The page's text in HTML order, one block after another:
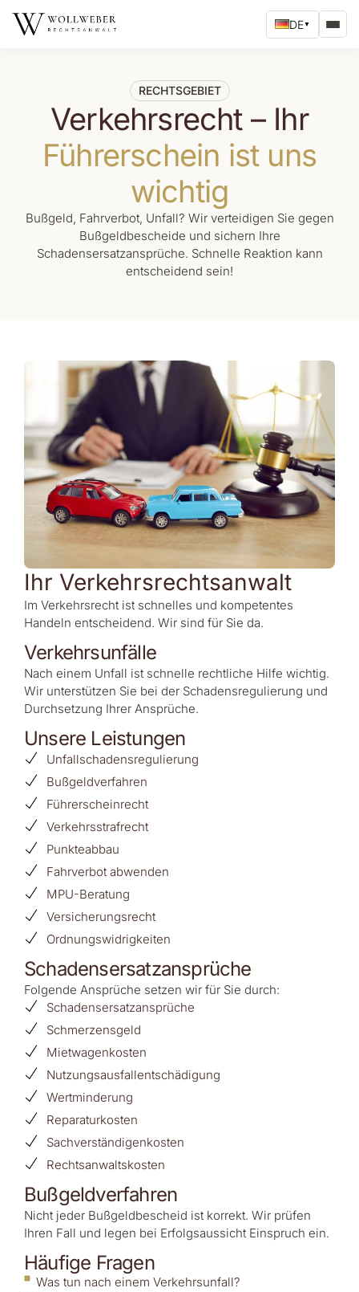
DE▼
RECHTSGEBIET
Verkehrsrecht – Ihr
Führerschein ist uns
wichtig
Bußgeld, Fahrverbot, Unfall? Wir verteidigen Sie gegen
Bußgeldbescheide und sichern Ihre
Schadensersatzansprüche. Schnelle Reaktion kann
entscheidend sein!
Ihr Verkehrsrechtsanwalt
Im Verkehrsrecht ist schnelles und kompetentes
Handeln entscheidend. Wir sind für Sie da.
Verkehrsunfälle
Nach einem Unfall ist schnelle rechtliche Hilfe wichtig.
Wir unterstützen Sie bei der Schadensregulierung und
Durchsetzung Ihrer Ansprüche.
Unsere Leistungen
Unfallschadensregulierung
Bußgeldverfahren
Führerscheinrecht
Verkehrsstrafrecht
Punkteabbau
Fahrverbot abwenden
MPU-Beratung
Versicherungsrecht
Ordnungswidrigkeiten
Schadensersatzansprüche
Folgende Ansprüche setzen wir für Sie durch:
Schadensersatzansprüche
Schmerzensgeld
Mietwagenkosten
Nutzungsausfallentschädigung
Wertminderung
Reparaturkosten
Sachverständigenkosten
Rechtsanwaltskosten
Bußgeldverfahren
Nicht jeder Bußgeldbescheid ist korrekt. Wir prüfen
Ihren Fall und legen bei Erfolgsaussicht Einspruch ein.
Häufige Fragen
Was tun nach einem Verkehrsunfall?